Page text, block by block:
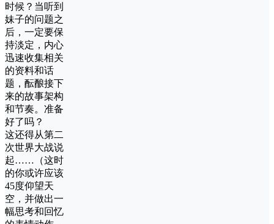
时候？当听到
妹子的问题之
后，一定要保
持淡定，内心
迅速收集相关
的资料和话
题，酝酿接下
来的故事架构
和节奏。准备
好了吗？
这还得从第二
次世界大战说
起……（这时
的你或许应该
45度仰望天
空，并做出一
幅思考和回忆